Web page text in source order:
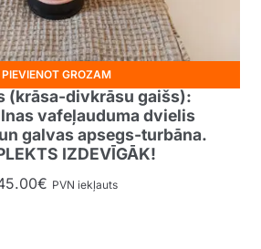
(krāsa-divkrāsu gaišs):
vafeļauduma dvielis
galvas apsegs-turbāna.
IZDEVĪGĀK!
€ PVN iekļauts
PIEVIENOT GROZAM